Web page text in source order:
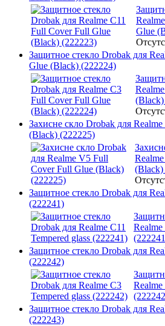
Glue
Защитное стекло Drobak для
Glue (Black) (222224)
Захисне скло Drobak для
(Black) (222225)
(Black)
Защитное стекло Drobak для
(222241)
Realme
Защитное стекло Drobak для
(222242)
Realme
Защитное стекло Drobak для
(222243)